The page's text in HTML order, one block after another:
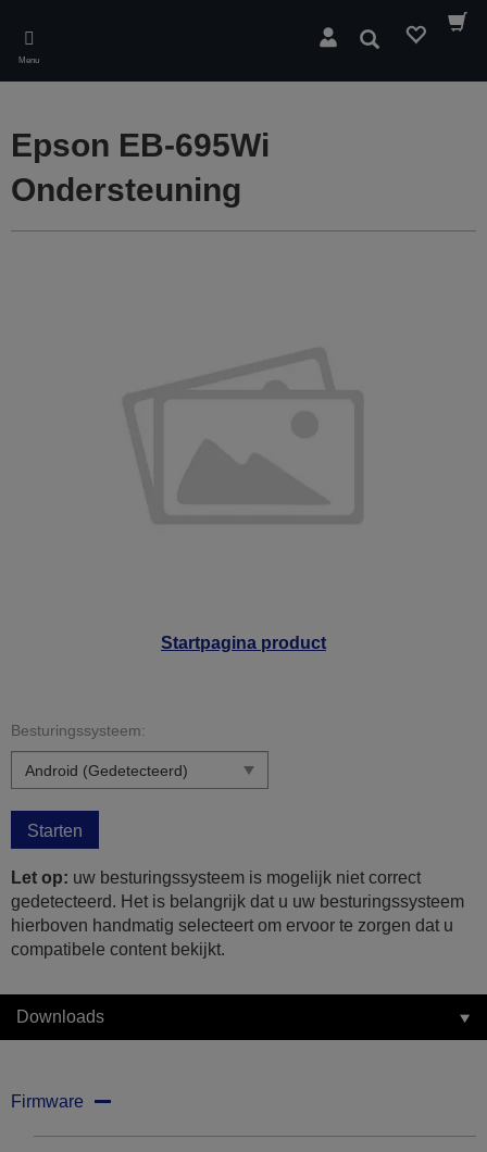
main
content
Menu
Zoeken
Startpagina product
Epson EB-695Wi
Ondersteuning
Besturingssysteem:
Starten
Let op: uw besturingssysteem is mogelijk niet correct
gedetecteerd. Het is belangrijk dat u uw besturingssysteem
hierboven handmatig selecteert om ervoor te zorgen dat u
compatibele content bekijkt.
Downloads
Firmware